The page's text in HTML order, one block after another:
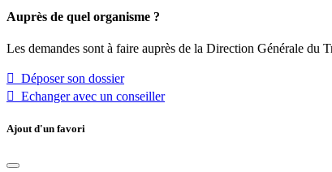
Auprès de quel organisme ?
Les demandes sont à faire auprès de la Direction Générale du
 Déposer son dossier
 Echanger avec un conseiller
Ajout d'un favori